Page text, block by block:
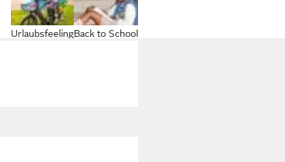
Back to School
Urlaubsfeeling